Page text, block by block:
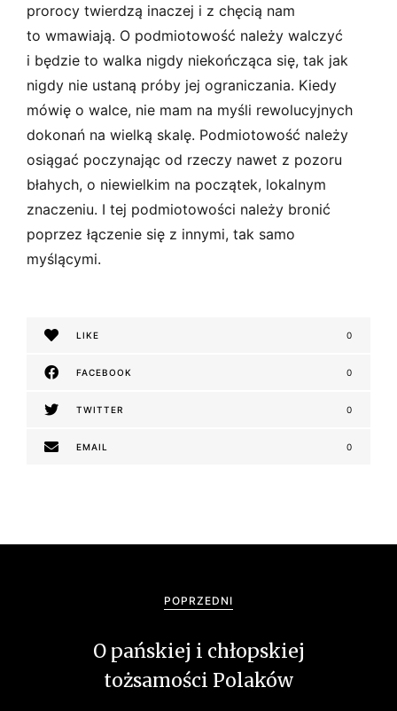
prorocy twierdzą inaczej i z chęcią nam
to wmawiają. O podmiotowość należy walczyć
i będzie to walka nigdy niekończąca się, tak jak
nigdy nie ustaną próby jej ograniczania. Kiedy
mówię o walce, nie mam na myśli rewolucyjnych
dokonań na wielką skalę. Podmiotowość należy
osiągać poczynając od rzeczy nawet z pozoru
błahych, o niewielkim na początek, lokalnym
znaczeniu. I tej podmiotowości należy bronić
poprzez łączenie się z innymi, tak samo
myślącymi.
LIKE 0
FACEBOOK 0
TWITTER 0
EMAIL 0
POPRZEDNI
O pańskiej i chłopskiej
tożsamości Polaków